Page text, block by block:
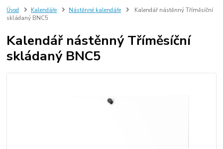
Úvod Kalendáře Nástěnné kalendáře
Kalendář nástěnný Tříměsíční
skládaný BNC5
Kalendář nástěnný Tříměsíční
skládaný BNC5